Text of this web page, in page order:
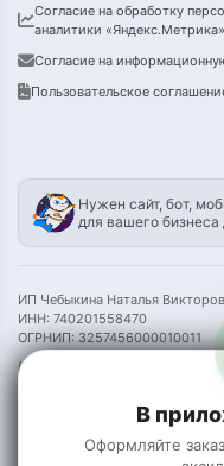
Согласие на обработку
аналитики
Согласие на
Пользовательское
Нужен сайт, бот,
для вашего
ИП Чебыкина Наталья
ИНН: 740201558470
ОГРНИП: 3257456000010011
Информация на сайте носит
В
Оформляйте